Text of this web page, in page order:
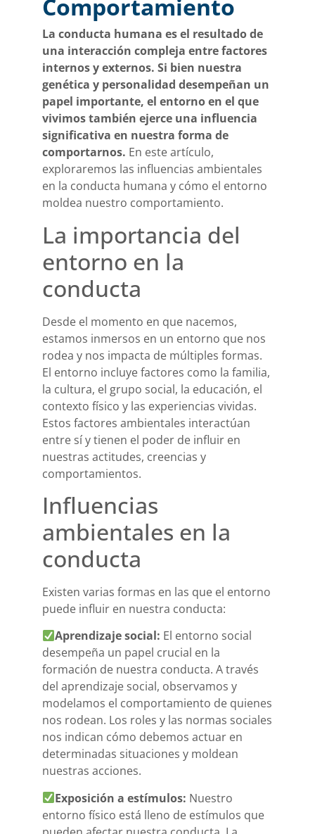
Comportamiento
La conducta humana es el resultado de
una interacción compleja entre factores
internos y externos. Si bien nuestra
genética y personalidad desempeñan un
papel importante, el entorno en el que
vivimos también ejerce una influencia
significativa en nuestra forma de
comportarnos. En este artículo,
exploraremos las influencias ambientales
en la conducta humana y cómo el entorno
moldea nuestro comportamiento.
La importancia del
entorno en la
conducta
Desde el momento en que nacemos,
estamos inmersos en un entorno que nos
rodea y nos impacta de múltiples formas.
El entorno incluye factores como la familia,
la cultura, el grupo social, la educación, el
contexto físico y las experiencias vividas.
Estos factores ambientales interactúan
entre sí y tienen el poder de influir en
nuestras actitudes, creencias y
comportamientos.
Influencias
ambientales en la
conducta
Existen varias formas en las que el entorno
puede influir en nuestra conducta:
Aprendizaje social: El entorno social
desempeña un papel crucial en la
formación de nuestra conducta. A través
del aprendizaje social, observamos y
modelamos el comportamiento de quienes
nos rodean. Los roles y las normas sociales
nos indican cómo debemos actuar en
determinadas situaciones y moldean
nuestras acciones.
Exposición a estímulos: Nuestro
entorno físico está lleno de estímulos que